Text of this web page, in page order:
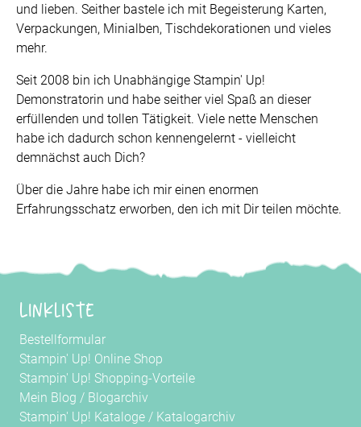
und lieben. Seither bastele ich mit Begeisterung Karten,
Verpackungen, Minialben, Tischdekorationen und vieles
mehr.
Seit 2008 bin ich Unabhängige Stampin' Up!
Demonstratorin und habe seither viel Spaß an dieser
erfüllenden und tollen Tätigkeit. Viele nette Menschen
habe ich dadurch schon kennengelernt - vielleicht
demnächst auch Dich?
Über die Jahre habe ich mir einen enormen
Erfahrungsschatz erworben, den ich mit Dir teilen möchte.
Linkliste
Bestellformular
Stampin' Up! Online Shop
Stampin' Up! Shopping-Vorteile
Mein Blog / Blogarchiv
Stampin' Up! Kataloge / Katalogarchiv